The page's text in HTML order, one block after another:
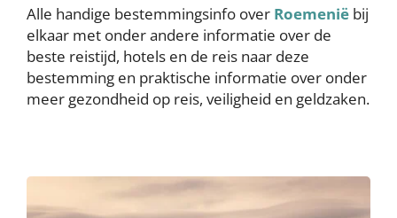
Alle handige bestemmingsinfo over Roemenië bij
elkaar met onder andere informatie over de
beste reistijd, hotels en de reis naar deze
bestemming en praktische informatie over onder
meer gezondheid op reis, veiligheid en geldzaken.